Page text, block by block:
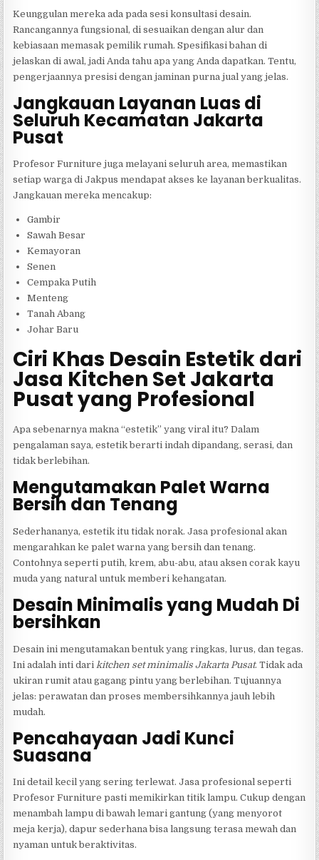
Keunggulan mereka ada pada sesi konsultasi desain.
Rancangannya fungsional, di sesuaikan dengan alur dan
kebiasaan memasak pemilik rumah. Spesifikasi bahan di
jelaskan di awal, jadi Anda tahu apa yang Anda dapatkan. Tentu,
pengerjaannya presisi dengan jaminan purna jual yang jelas.
Jangkauan Layanan Luas di
Seluruh Kecamatan Jakarta
Pusat
Profesor Furniture juga melayani seluruh area, memastikan
setiap warga di Jakpus mendapat akses ke layanan berkualitas.
Jangkauan mereka mencakup:
Gambir
Sawah Besar
Kemayoran
Senen
Cempaka Putih
Menteng
Tanah Abang
Johar Baru
Ciri Khas Desain Estetik dari
Jasa Kitchen Set Jakarta
Pusat yang Profesional
Apa sebenarnya makna “estetik” yang viral itu? Dalam
pengalaman saya, estetik berarti indah dipandang, serasi, dan
tidak berlebihan.
Mengutamakan Palet Warna
Bersih dan Tenang
Sederhananya, estetik itu tidak norak. Jasa profesional akan
mengarahkan ke palet warna yang bersih dan tenang.
Contohnya seperti putih, krem, abu-abu, atau aksen corak kayu
muda yang natural untuk memberi kehangatan.
Desain Minimalis yang Mudah Di
bersihkan
Desain ini mengutamakan bentuk yang ringkas, lurus, dan tegas.
Ini adalah inti dari kitchen set minimalis Jakarta Pusat. Tidak ada
ukiran rumit atau gagang pintu yang berlebihan. Tujuannya
jelas: perawatan dan proses membersihkannya jauh lebih
mudah.
Pencahayaan Jadi Kunci
Suasana
Ini detail kecil yang sering terlewat. Jasa profesional seperti
Profesor Furniture pasti memikirkan titik lampu. Cukup dengan
menambah lampu di bawah lemari gantung (yang menyorot
meja kerja), dapur sederhana bisa langsung terasa mewah dan
nyaman untuk beraktivitas.